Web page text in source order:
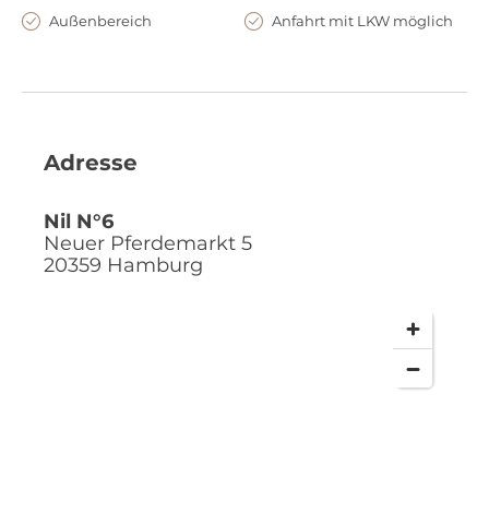
Außenbereich Anfahrt mit LKW möglich
Adresse
Nil N°6
Neuer Pferdemarkt 5
20359 Hamburg